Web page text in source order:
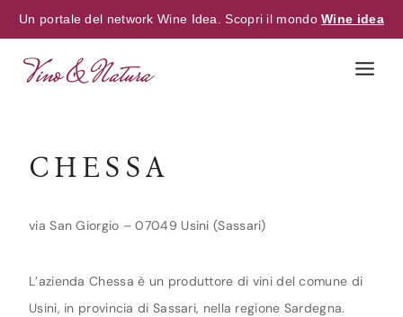
Un portale del network Wine Idea. Scopri il mondoWine idea
CHESSA
via San Giorgio – 07049 Usini (Sassari)
L’azienda Chessa è un produttore di vini del comune di
Usini, in provincia di Sassari, nella regione Sardegna.